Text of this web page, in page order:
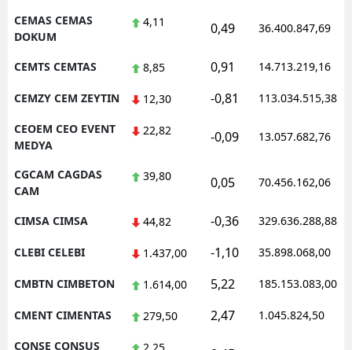
CEMAS CEMAS
DOKUM
4,11 0,49 36.400.847,69
CEMTS CEMTAS 8,85 0,91 14.713.219,16
CEMZY CEM ZEYTIN 12,30 -0,81 113.034.515,38
CEOEM CEO EVENT
MEDYA
22,82 -0,09 13.057.682,76
CGCAM CAGDAS
CAM
39,80 0,05 70.456.162,06
CIMSA CIMSA 44,82 -0,36 329.636.288,88
CLEBI CELEBI 1.437,00 -1,10 35.898.068,00
CMBTN CIMBETON 1.614,00 5,22 185.153.083,00
CMENT CIMENTAS 279,50 2,47 1.045.824,50
CONSE CONSUS